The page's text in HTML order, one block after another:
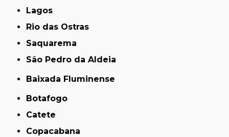
Lagos
Rio das Ostras
Saquarema
São Pedro da Aldeia
Baixada Fluminense
Botafogo
Catete
Copacabana